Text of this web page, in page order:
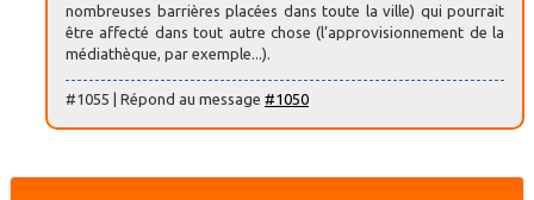
nombreuses barrières placées dans toute la ville) qui pourrait
être affecté dans tout autre chose (l’approvisionnement de la
médiathèque, par exemple...).
#1055 | Répond au message #1050